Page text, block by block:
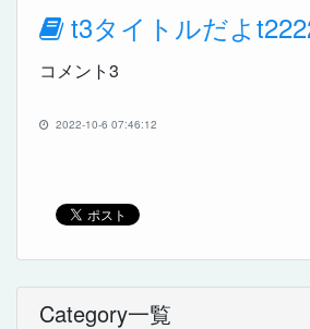
t3タイトルだよ
コメント3
2022-10-6 07:46:12
Category一覧